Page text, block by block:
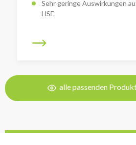
Sehr geringe Auswirkungen
HSE
alle passenden